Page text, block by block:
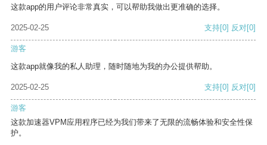
这款app的用户评论非常真实，可以帮助我做出更准确的选择。
2025-02-25 支持[0] 反对[0]
游客
这款app就像我的私人助理，随时随地为我的办公提供帮助。
2025-02-25 支持[0] 反对[0]
游客
这款加速器VPM应用程序已经为我们带来了无限的流畅体验和安全性保
护。